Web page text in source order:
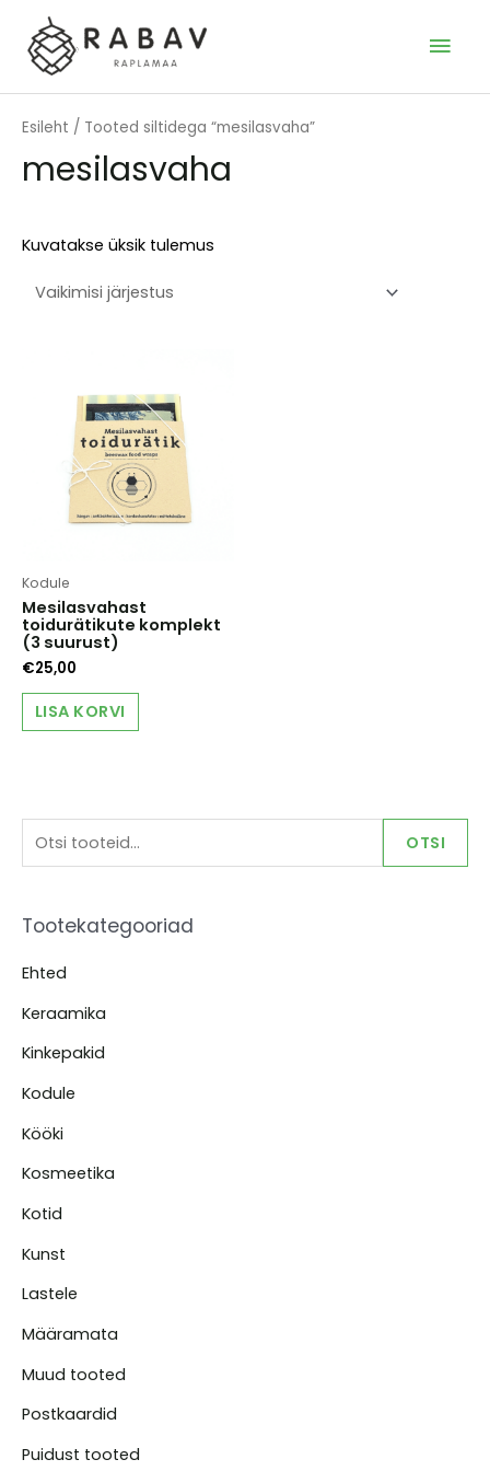
content
t
i
OTSI
Tootekategooriad
Ehted
Keraamika
Kinkepakid
Kodule
Kööki
Kosmeetika
Kotid
Kunst
Lastele
Määramata
Muud tooted
Postkaardid
Puidust tooted
Esileht / Tooted siltidega “mesilasvaha”
mesilasvaha
Kuvatakse üksik tulemus
Kodule
Mesilasvahast
toidurätikute komplekt
(3 suurust)
€25,00
LISA KORVI